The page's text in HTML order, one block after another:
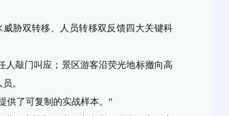
胁双转移、人员转移双反馈四大关键科
敲门叫应；景区游客沿荧光地标撤向高
员。
供了可复制的实战样本。”